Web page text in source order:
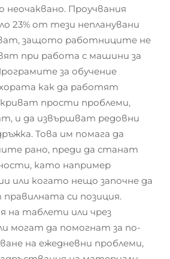
Проучвания
23% от тези непланувани
защото работниците не
при работа с машини за
за обучение
как да работят
прости проблеми,
и да извършват редовни
Това им помага да
рано, преди да станат
като например
или когато нещо започне да
си позиция.
на таблети или чрез
могат да помогнат за по-
на ежедневни проблеми,